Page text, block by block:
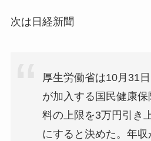
次は日経新聞
厚生労働省は10月31
が加入する国民健康
料の上限を3万円引き
にすると決めた。年収